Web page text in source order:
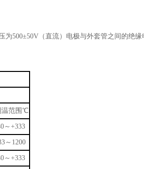
500±50V（直流）电极与外套管之间的绝
温范围℃
～+333
～1200
～+333